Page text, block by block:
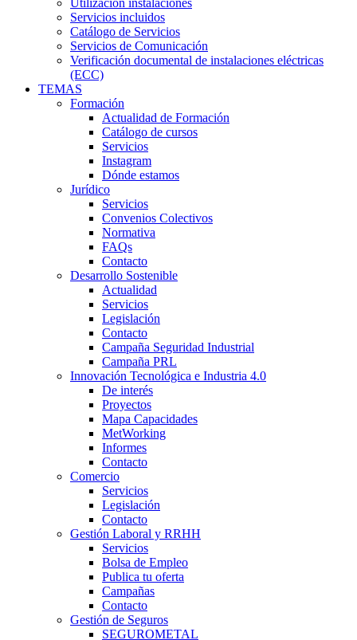
Utilización instalaciones
Servicios incluidos
Catálogo de Servicios
Servicios de Comunicación
Verificación documental de instalaciones eléctricas
(ECC)
TEMAS
Formación
Actualidad de Formación
Catálogo de cursos
Servicios
Instagram
Dónde estamos
Jurídico
Servicios
Convenios Colectivos
Normativa
FAQs
Contacto
Desarrollo Sostenible
Actualidad
Servicios
Legislación
Contacto
Campaña Seguridad Industrial
Campaña PRL
Innovación Tecnológica e Industria 4.0
De interés
Proyectos
Mapa Capacidades
MetWorking
Informes
Contacto
Comercio
Servicios
Legislación
Contacto
Gestión Laboral y RRHH
Servicios
Bolsa de Empleo
Publica tu oferta
Campañas
Contacto
Gestión de Seguros
SEGUROMETAL